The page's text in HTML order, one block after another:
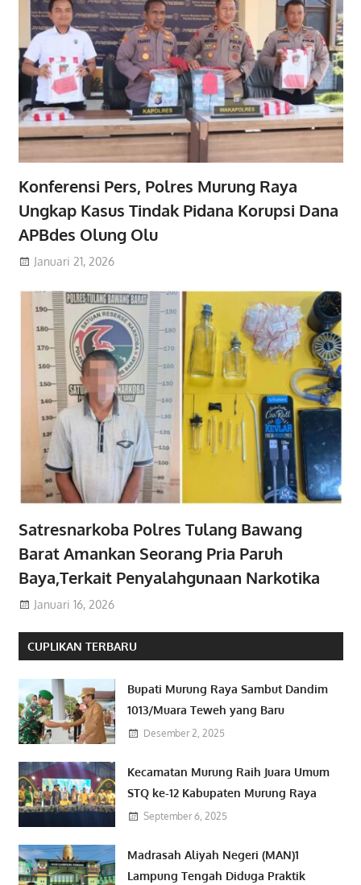
Konferensi Pers, Polres Murung Raya
Ungkap Kasus Tindak Pidana Korupsi Dana
APBdes Olung Olu
Januari 21, 2026
Satresnarkoba Polres Tulang Bawang
Barat Amankan Seorang Pria Paruh
Baya,Terkait Penyalahgunaan Narkotika
Januari 16, 2026
CUPLIKAN TERBARU
Bupati Murung Raya Sambut Dandim
1013/Muara Teweh yang Baru
Desember 2, 2025
Kecamatan Murung Raih Juara Umum
STQ ke-12 Kabupaten Murung Raya
September 6, 2025
Madrasah Aliyah Negeri (MAN)1
Lampung Tengah Diduga Praktik